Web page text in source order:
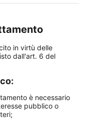
in virtù delle
dall'art. 6 del
è necessario
pubblico o